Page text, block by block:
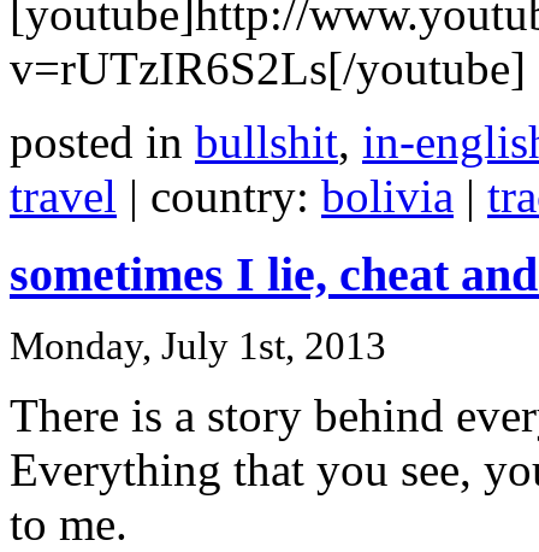
[youtube]http://
v=rUTzIR6S2Ls[/youtube]
posted in bullshit, in-
travel | country: bolivia |
sometimes I lie, cheat
Monday, July 1st, 2013
There is a story behind
Everything that you see,
to me.